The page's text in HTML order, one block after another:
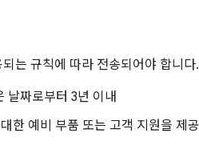
는 규칙에 따라 전송되어야 합니다.
날짜로부터 3년 이내
한 예비 부품 또는 고객 지원을 제